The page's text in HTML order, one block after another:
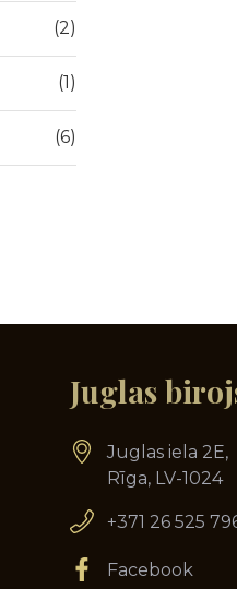
(2)
(1)
(6)
Juglas
Juglas iela 2E,
Rīga, LV-1024
+371 26 525
Facebook